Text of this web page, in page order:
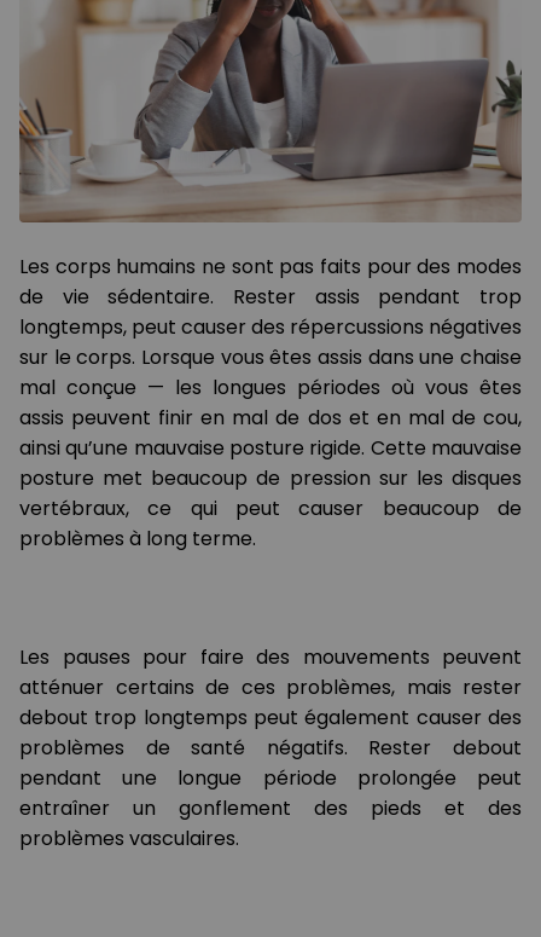
Les corps humains ne sont pas faits pour des modes
de vie sédentaire. Rester assis pendant trop
longtemps, peut causer des répercussions négatives
sur le corps. Lorsque vous êtes assis dans une chaise
mal conçue — les longues périodes où vous êtes
assis peuvent finir en mal de dos et en mal de cou,
ainsi qu’une mauvaise posture rigide. Cette mauvaise
posture met beaucoup de pression sur les disques
vertébraux, ce qui peut causer beaucoup de
problèmes à long terme.
Les pauses pour faire des mouvements peuvent
atténuer certains de ces problèmes, mais rester
debout trop longtemps peut également causer des
problèmes de santé négatifs. Rester debout
pendant une longue période prolongée peut
entraîner un gonflement des pieds et des
problèmes vasculaires.